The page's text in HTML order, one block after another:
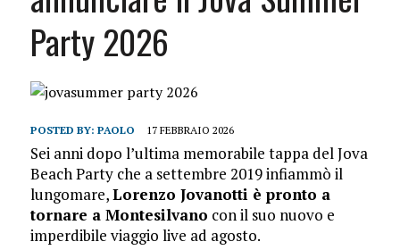
Party 2026
POSTED BY: PAOLO 17 FEBBRAIO 2026
Sei anni dopo l’ultima memorabile tappa del Jova
Beach Party che a settembre 2019 infiammò il
lungomare,Lorenzo Jovanotti è pronto a
tornare a Montesilvano con il suo nuovo e
imperdibile viaggio live ad agosto.